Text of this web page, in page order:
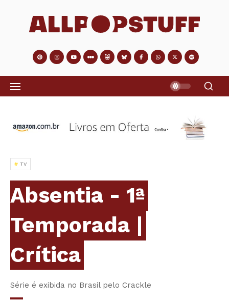
TV
Absentia - 1ª
Temporada |
Crítica
Série é exibida no Brasil pelo Crackle